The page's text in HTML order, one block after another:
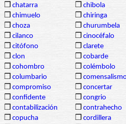
❒ chatarra ❒ chibola
❒ chimuelo ❒ chiringa
❒ choza ❒ churumbela
❒ cilanco ❒ cinocéfalo
❒ citófono ❒ clarete
❒ clon ❒ cobarde
❒ cohombro ❒ colémbolo
❒ columbario ❒
❒ compromiso ❒ concertar
❒ confidente ❒ congrio
❒ contabilización ❒ contrahecho
❒ copucha ❒ cordillera